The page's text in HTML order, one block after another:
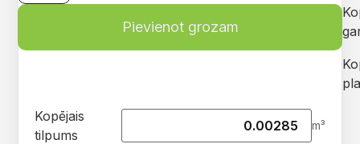
Pievienot grozam
Kopējais
tilpums
m³